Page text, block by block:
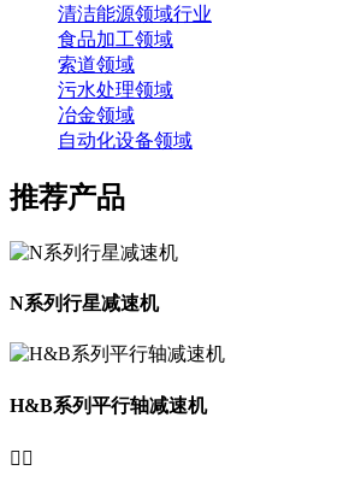
清洁能源领域行业
食品加工领域
索道领域
污水处理领域
冶金领域
自动化设备领域
推荐产品
N系列行星减速机
H&B系列平行轴减速机
 